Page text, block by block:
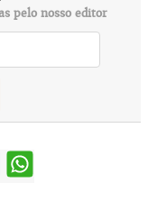
pelo nosso editor